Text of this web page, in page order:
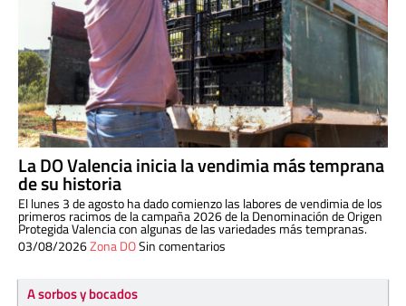
La DO Valencia inicia la vendimia más temprana
de su historia
El lunes 3 de agosto ha dado comienzo las labores de vendimia de los
primeros racimos de la campaña 2026 de la Denominación de Origen
Protegida Valencia con algunas de las variedades más tempranas.
03/08/2026Zona DOSin comentarios
A sorbos y bocados